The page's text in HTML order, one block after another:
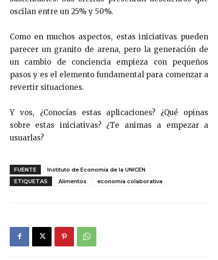
oscilan entre un 25% y 50%.
Como en muchos aspectos, estas iniciativas pueden
parecer un granito de arena, pero la generación de
un cambio de conciencia empieza con pequeños
pasos y es el elemento fundamental para comenzar a
revertir situaciones.
Y vos, ¿Conocías estas aplicaciones? ¿Qué opinas
sobre estas iniciativas? ¿Te animas a empezar a
usuarlas?
FUENTE
Instituto de Economía de la UNICEN
ETIQUETAS
Alimentos economia colaborativa